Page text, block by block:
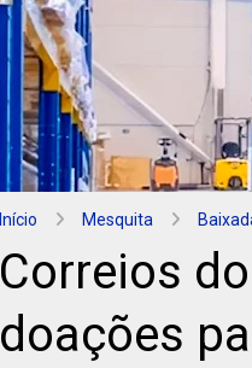
Início Mesquita
Correios
doações